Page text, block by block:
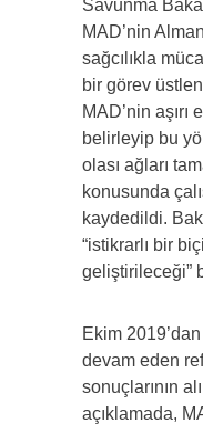
Savunma
MAD’nin
sağcılıkla
bir görev
MAD’nin
belirleyip bu
olası ağları
konusunda
kaydedildi.
“istikrarlı bir
geliştirileceği”
Ekim
devam eden
sonuçlarının
açıklamada,